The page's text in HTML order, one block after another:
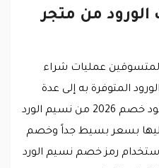
من متجر
عمليات شراء
المتوفرة به إلى عدة
أقسام مع إمكانية استخدام كود خصم 2026 من نسيم الورد
بسعر بسيط جداً وخصم
رمز خصم نسيم الورد